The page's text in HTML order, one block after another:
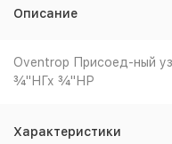
Описание
Oventrop Присоед-ный
¾"НГх ¾"НР
Характеристики